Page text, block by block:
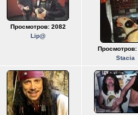
Просмотров: 2082
Lip@
Просмотров:
Stacia